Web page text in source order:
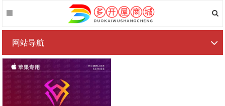
网站导航